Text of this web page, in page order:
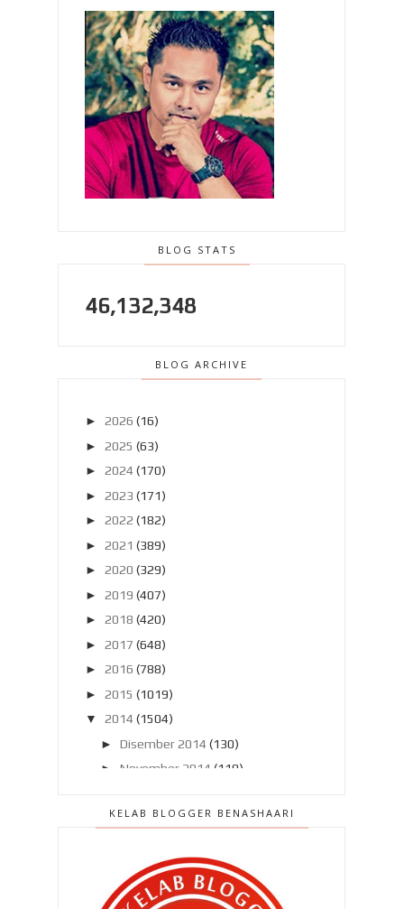
BLOG STATS
46,132,348
BLOG ARCHIVE
► 2026 (16)
► 2025 (63)
► 2024 (170)
► 2023 (171)
► 2022 (182)
► 2021 (389)
► 2020 (329)
► 2019 (407)
► 2018 (420)
► 2017 (648)
► 2016 (788)
► 2015 (1019)
▼
2014 (1504)
► Disember 2014 (130)
► November 2014 (119)
►September 2014 (121)
Julai 2014(103)
Kelebihan GoPro bila berhari raya !
KELAB BLOGGER BENASHAARI